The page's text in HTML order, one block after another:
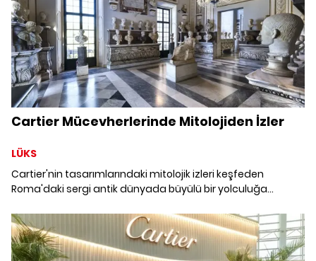
Cartier Mücevherlerinde Mitolojiden İzler
LÜKS
Cartier'nin tasarımlarındaki mitolojik izleri keşfeden
Roma'daki sergi antik dünyada büyülü bir yolculuğa